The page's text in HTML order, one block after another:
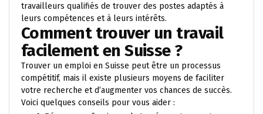
travailleurs qualifiés de trouver des postes adaptés à
leurs compétences et à leurs intérêts.
Comment trouver un travail
facilement en Suisse ?
Trouver un emploi en Suisse peut être un processus
compétitif, mais il existe plusieurs moyens de faciliter
votre recherche et d’augmenter vos chances de succès.
Voici quelques conseils pour vous aider :